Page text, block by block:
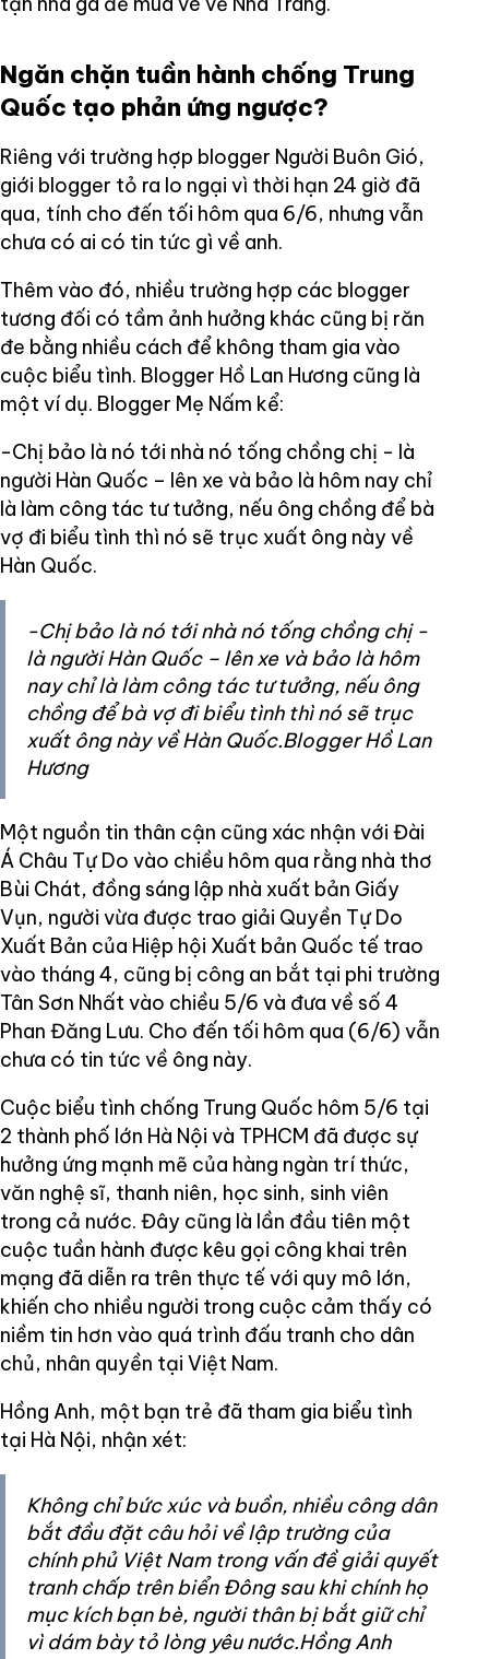
Ngăn chặn tuần hành chống Trung
Quốc tạo phản ứng ngược?
Riêng với trường hợp blogger Người Buôn Gió,
giới blogger tỏ ra lo ngại vì thời hạn 24 giờ đã
qua, tính cho đến tối hôm qua 6/6, nhưng vẫn
chưa có ai có tin tức gì về anh.
Thêm vào đó, nhiều trường hợp các blogger
tương đối có tầm ảnh hưởng khác cũng bị răn
đe bằng nhiều cách để không tham gia vào
cuộc biểu tình. Blogger Hồ Lan Hương cũng là
một ví dụ. Blogger Mẹ Nấm kể:
-Chị bảo là nó tới nhà nó tống chồng chị - là
người Hàn Quốc – lên xe và bảo là hôm nay chỉ
là làm công tác tư tưởng, nếu ông chồng để bà
vợ đi biểu tình thì nó sẽ trục xuất ông này về
Hàn Quốc.
-Chị bảo là nó tới nhà nó tống chồng chị -
là người Hàn Quốc – lên xe và bảo là hôm
nay chỉ là làm công tác tư tưởng, nếu ông
chồng để bà vợ đi biểu tình thì nó sẽ trục
xuất ông này về Hàn Quốc.Blogger Hồ Lan
Hương
Một nguồn tin thân cận cũng xác nhận với Đài
Á Châu Tự Do vào chiều hôm qua rằng nhà thơ
Bùi Chát, đồng sáng lập nhà xuất bản Giấy
Vụn, người vừa được trao giải Quyền Tự Do
Xuất Bản của Hiệp hội Xuất bản Quốc tế trao
vào tháng 4, cũng bị công an bắt tại phi trường
Tân Sơn Nhất vào chiều 5/6 và đưa về số 4
Phan Đăng Lưu. Cho đến tối hôm qua (6/6) vẫn
chưa có tin tức về ông này.
Cuộc biểu tình chống Trung Quốc hôm 5/6 tại
2 thành phố lớn Hà Nội và TPHCM đã được sự
hưởng ứng mạnh mẽ của hàng ngàn trí thức,
văn nghệ sĩ, thanh niên, học sinh, sinh viên
trong cả nước. Đây cũng là lần đầu tiên một
cuộc tuần hành được kêu gọi công khai trên
mạng đã diễn ra trên thực tế với quy mô lớn,
khiến cho nhiều người trong cuộc cảm thấy có
niềm tin hơn vào quá trình đấu tranh cho dân
chủ, nhân quyền tại Việt Nam.
Hồng Anh, một bạn trẻ đã tham gia biểu tình
tại Hà Nội, nhận xét:
Không chỉ bức xúc và buồn, nhiều công dân
bắt đầu đặt câu hỏi về lập trường của
chính phủ Việt Nam trong vấn đề giải quyết
tranh chấp trên biển Đông sau khi chính họ
mục kích bạn bè, người thân bị bắt giữ chỉ
vì dám bày tỏ lòng yêu nước.Hồng Anh